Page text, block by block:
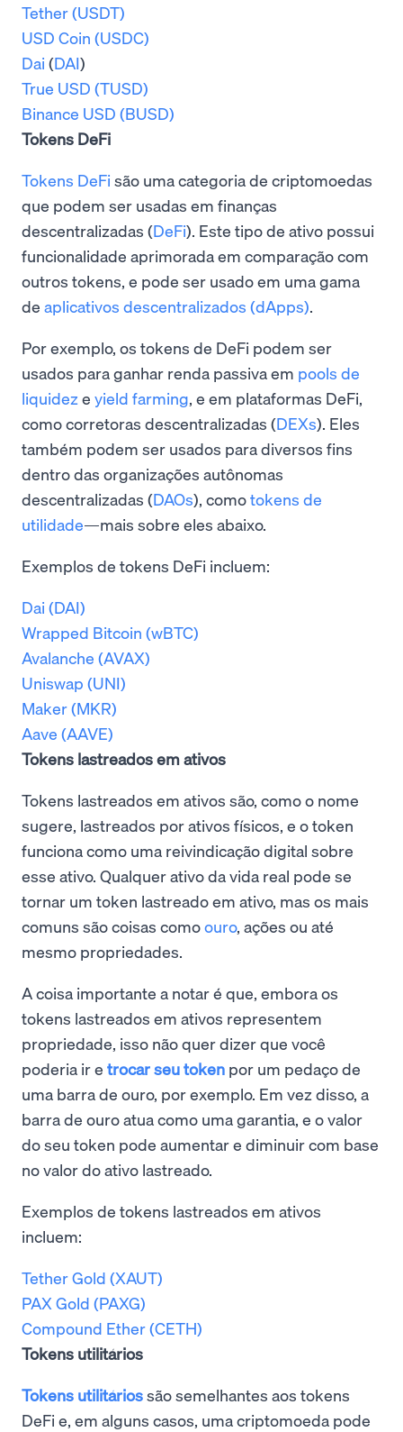
Tether (USDT)
USD Coin (USDC)
Dai (DAI)
True USD (TUSD)
Binance USD (BUSD)
Tokens DeFi
Tokens DeFi são uma categoria de criptomoedas
que podem ser usadas em finanças
descentralizadas (DeFi). Este tipo de ativo possui
funcionalidade aprimorada em comparação com
outros tokens, e pode ser usado em uma gama
de aplicativos descentralizados (dApps).
Por exemplo, os tokens de DeFi podem ser
usados para ganhar renda passiva em pools de
liquidez e yield farming, e em plataformas DeFi,
como corretoras descentralizadas (DEXs). Eles
também podem ser usados para diversos fins
dentro das organizações autônomas
descentralizadas (DAOs), comotokens de
utilidade—mais sobre eles abaixo.
Exemplos de tokens DeFi incluem:
Dai (DAI)
Wrapped Bitcoin (wBTC)
Avalanche (AVAX)
Uniswap (UNI)
Maker (MKR)
Aave (AAVE)
Tokens lastreados em ativos
Tokens lastreados em ativos são, como o nome
sugere, lastreados por ativos físicos, e o token
funciona como uma reivindicação digital sobre
esse ativo. Qualquer ativo da vida real pode se
tornar um token lastreado em ativo, mas os mais
comuns são coisas comoouro, ações ou até
mesmo propriedades.
A coisa importante a notar é que, embora os
tokens lastreados em ativos representem
propriedade, isso não quer dizer que você
poderia ir e trocar seu token por um pedaço de
uma barra de ouro, por exemplo. Em vez disso, a
barra de ouro atua como uma garantia, e o valor
do seu token pode aumentar e diminuir com base
no valor do ativo lastreado.
Exemplos de tokens lastreados em ativos
incluem:
Tether Gold (XAUT)
PAX Gold (PAXG)
Compound Ether (CETH)
Tokens utilitários
Tokens utilitáriossão semelhantes aos tokens
DeFi e, em alguns casos, uma criptomoeda pode